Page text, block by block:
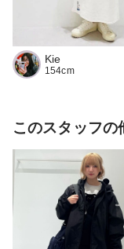
Kie
154cm
このスタッフの